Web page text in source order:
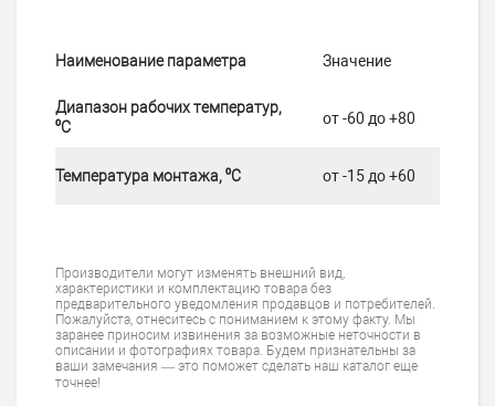
Наименование параметра Значение
Диапазон рабочих температур,
⁰С
от -60 до +80
Температура монтажа, ⁰С от -15 до +60
Производители могут изменять внешний вид,
характеристики и комплектацию товара без
предварительного уведомления продавцов и потребителей.
Пожалуйста, отнеситесь с пониманием к этому факту. Мы
заранее приносим извинения за возможные неточности в
описании и фотографиях товара. Будем признательны за
ваши замечания — это поможет сделать наш каталог еще
точнее!